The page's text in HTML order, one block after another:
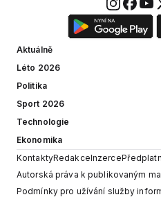
Aktuálně
Léto 2026
Politika
Sport 2026
Technologie
Ekonomika
KontaktyRedakceInzerce
Autorská práva k publikovaným
Podmínky pro užívání služby